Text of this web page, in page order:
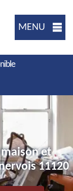
MENU
et
11120